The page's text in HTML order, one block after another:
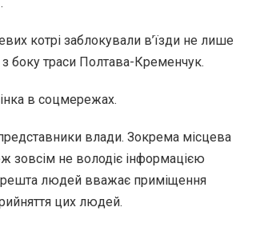
котрі заблокували в’їзди не лише
боку траси Полтава-Кременчук.
в соцмережах.
влади. Зокрема місцева
зовсім не володіє інформацією
решта людей вважає приміщення
цих людей.